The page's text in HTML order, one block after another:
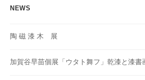
NEWS
陶 磁 漆 木 展
加賀谷早苗個展「ウタト舞フ」乾漆と漆書